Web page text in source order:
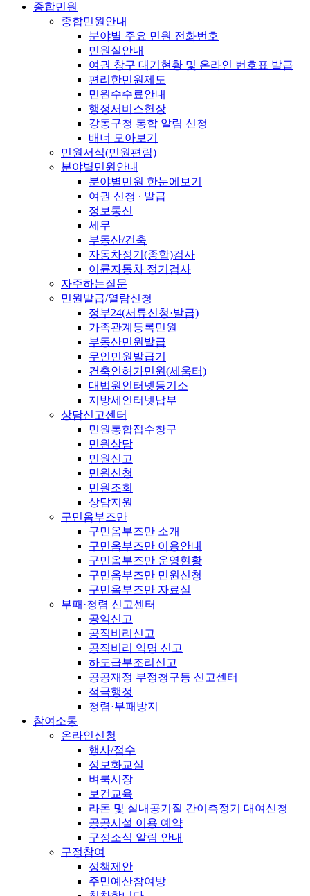
종합민원
종합민원안내
분야별 주요 민원 전화번호
민원실안내
여권 창구 대기현황 및 온라인 번호표 발급
편리한민원제도
민원수수료안내
행정서비스헌장
강동구청 통합 알림 신청
배너 모아보기
민원서식(민원편람)
분야별민원안내
분야별민원 한눈에보기
여권 신청 ∙ 발급
정보통신
세무
부동산/건축
자동차정기(종합)검사
이륜자동차 정기검사
자주하는질문
민원발급/열람신청
정부24(서류신청·발급)
가족관계등록민원
부동산민원발급
무인민원발급기
건축인허가민원(세움터)
대법원인터넷등기소
지방세인터넷납부
상담신고센터
민원통합접수창구
민원상담
민원신고
민원신청
민원조회
상담지원
구민옴부즈만
구민옴부즈만 소개
구민옴부즈만 이용안내
구민옴부즈만 운영현황
구민옴부즈만 민원신청
구민옴부즈만 자료실
부패·청렴 신고센터
공익신고
공직비리신고
공직비리 익명 신고
하도급부조리신고
공공재정 부정청구등 신고센터
적극행정
청렴·부패방지
참여소통
온라인신청
행사/접수
정보화교실
벼룩시장
보건교육
라돈 및 실내공기질 간이측정기 대여신청
공공시설 이용 예약
구정소식 알림 안내
구정참여
정책제안
주민예산참여방